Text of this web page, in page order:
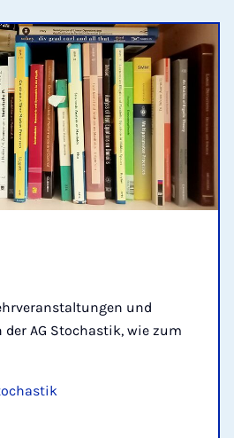
und
AG Stochastik, wie zum